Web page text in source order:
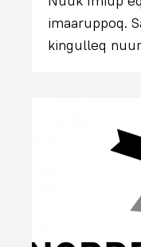
imaaruppoq.
kingulleq